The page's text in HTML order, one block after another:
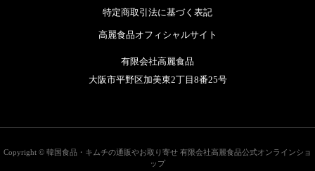
特定商取引法に基づく表記
高麗食品オフィシャルサイト
有限会社高麗食品
大阪市平野区加美東2丁目8番25号
Copyright © 韓国食品・キムチの通販やお取り寄せ 有限会社高麗食品公式オンラインショ
ップ